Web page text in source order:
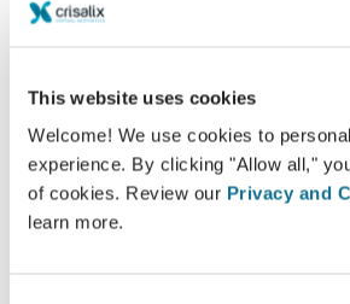
This website uses cookies
Welcome! We use cookies to
experience. By clicking "Allow all,"
of cookies. Review our Privacy and
learn more.
Fácil y
Crisalix se compromete a
en todo momento. Nuestros